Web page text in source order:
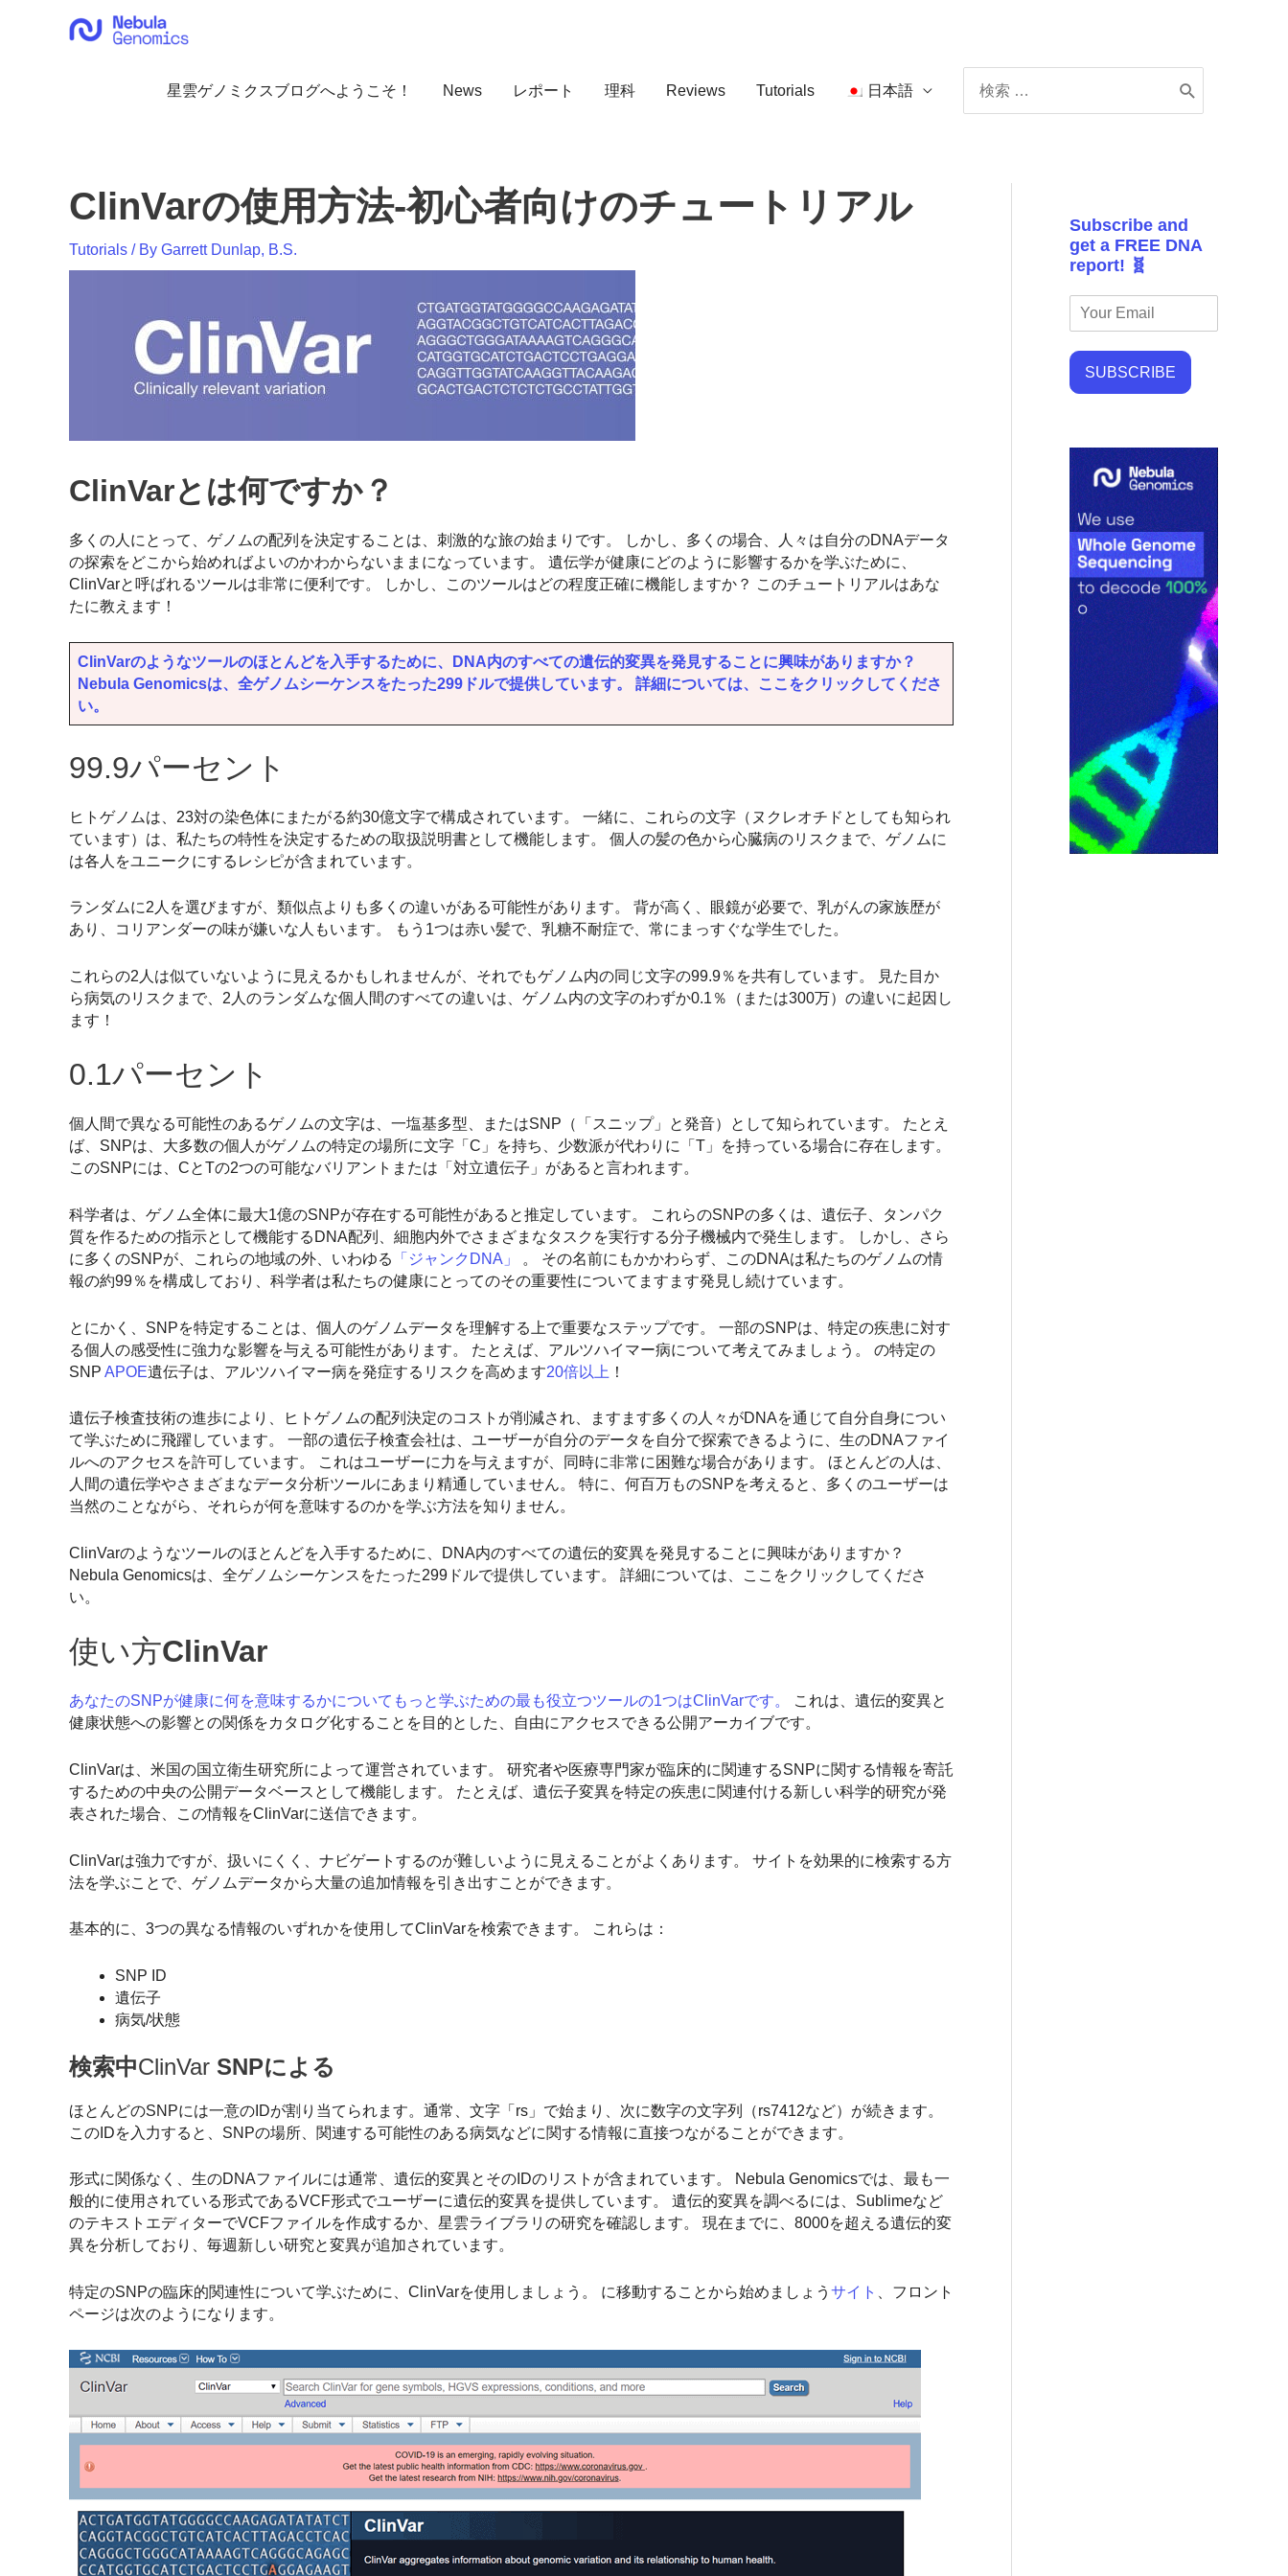
星雲ゲノミクスブログへようこそ！ News レポート 理科 Reviews Tutorials 日本語
for:
ClinVarの使用方法-初心者向けのチュートリアル
Tutorials / By Garrett Dunlap, B.S.
ClinVarとは何ですか？
多くの人にとって、ゲノムの配列を決定することは、刺激的な旅の始まりです。 しかし、多くの場合、人々は自分のDNAデータ
の探索をどこから始めればよいのかわからないままになっています。 遺伝学が健康にどのように影響するかを学ぶために、
ClinVarと呼ばれるツールは非常に便利です。 しかし、このツールはどの程度正確に機能しますか？ このチュートリアルはあな
たに教えます！
ClinVarのようなツールのほとんどを入手するために、DNA内のすべての遺伝的変異を発見することに興味がありますか？
Nebula Genomicsは、全ゲノムシーケンスをたった299ドルで提供しています。 詳細については、ここをクリックしてくださ
い。
99.9パーセント
ヒトゲノムは、23対の染色体にまたがる約30億文字で構成されています。 一緒に、これらの文字（ヌクレオチドとしても知られ
ています）は、私たちの特性を決定するための取扱説明書として機能します。 個人の髪の色から心臓病のリスクまで、ゲノムに
は各人をユニークにするレシピが含まれています。
ランダムに2人を選びますが、類似点よりも多くの違いがある可能性があります。 背が高く、眼鏡が必要で、乳がんの家族歴が
あり、コリアンダーの味が嫌いな人もいます。 もう1つは赤い髪で、乳糖不耐症で、常にまっすぐな学生でした。
これらの2人は似ていないように見えるかもしれませんが、それでもゲノム内の同じ文字の99.9％を共有しています。 見た目か
ら病気のリスクまで、2人のランダムな個人間のすべての違いは、ゲノム内の文字のわずか0.1％（または300万）の違いに起因し
ます！
0.1パーセント
個人間で異なる可能性のあるゲノムの文字は、一塩基多型、またはSNP（「スニップ」と発音）として知られています。 たとえ
ば、SNPは、大多数の個人がゲノムの特定の場所に文字「C」を持ち、少数派が代わりに「T」を持っている場合に存在します。
このSNPには、CとTの2つの可能なバリアントまたは「対立遺伝子」があると言われます。
科学者は、ゲノム全体に最大1億のSNPが存在する可能性があると推定しています。 これらのSNPの多くは、遺伝子、タンパク
質を作るための指示として機能するDNA配列、細胞内外でさまざまなタスクを実行する分子機械内で発生します。 しかし、さら
に多くのSNPが、これらの地域の外、いわゆる
「ジャンクDNA」
。 その名前にもかかわらず、このDNAは私たちのゲノムの情
報の約99％を構成しており、科学者は私たちの健康にとってのその重要性についてますます発見し続けています。
とにかく、SNPを特定することは、個人のゲノムデータを理解する上で重要なステップです。 一部のSNPは、特定の疾患に対す
る個人の感受性に強力な影響を与える可能性があります。 たとえば、アルツハイマー病について考えてみましょう。 の特定の
SNP APOE遺伝子は、アルツハイマー病を発症するリスクを高めます20倍以上 ！
遺伝子検査技術の進歩により、ヒトゲノムの配列決定のコストが削減され、ますます多くの人々がDNAを通じて自分自身につい
て学ぶために飛躍しています。 一部の遺伝子検査会社は、ユーザーが自分のデータを自分で探索できるように、生のDNAファイ
ルへのアクセスを許可しています。 これはユーザーに力を与えますが、同時に非常に困難な場合があります。 ほとんどの人は、
人間の遺伝学やさまざまなデータ分析ツールにあまり精通していません。 特に、何百万ものSNPを考えると、多くのユーザーは
当然のことながら、それらが何を意味するのかを学ぶ方法を知りません。
ClinVarのようなツールのほとんどを入手するために、DNA内のすべての遺伝的変異を発見することに興味がありますか？
Nebula Genomicsは、全ゲノムシーケンスをたった299ドルで提供しています。 詳細については、ここをクリックしてくださ
い。
使い方ClinVar
あなたのSNPが健康に何を意味するかについてもっと学ぶための最も役立つツールの1つはClinVarです。
これは、遺伝的変異と
健康状態への影響との関係をカタログ化することを目的とした、自由にアクセスできる公開アーカイブです。
ClinVarは、米国の国立衛生研究所によって運営されています。 研究者や医療専門家が臨床的に関連するSNPに関する情報を寄託
するための中央の公開データベースとして機能します。 たとえば、遺伝子変異を特定の疾患に関連付ける新しい科学的研究が発
表された場合、この情報をClinVarに送信できます。
ClinVarは強力ですが、扱いにくく、ナビゲートするのが難しいように見えることがよくあります。 サイトを効果的に検索する方
法を学ぶことで、ゲノムデータから大量の追加情報を引き出すことができます。
基本的に、3つの異なる情報のいずれかを使用してClinVarを検索できます。 これらは：
SNP ID
遺伝子
病気/状態
検索中ClinVar SNPによる
ほとんどのSNPには一意のIDが割り当てられます。通常、文字「rs」で始まり、次に数字の文字列（rs7412など）が続きます。
このIDを入力すると、SNPの場所、関連する可能性のある病気などに関する情報に直接つながることができます。
形式に関係なく、生のDNAファイルには通常、遺伝的変異とそのIDのリストが含まれています。 Nebula Genomicsでは、最も一
般的に使用されている形式であるVCF形式でユーザーに遺伝的変異を提供しています。 遺伝的変異を調べるには、Sublimeなど
のテキストエディターでVCFファイルを作成するか、星雲ライブラリの研究を確認します。 現在までに、8000を超える遺伝的変
異を分析しており、毎週新しい研究と変異が追加されています。
特定のSNPの臨床的関連性について学ぶために、ClinVarを使用しましょう。 に移動することから始めましょう サイト
、フロント
ページは次のようになります。
Subscribe and
get a FREE DNA
report! 🧬
SUBSCRIBE